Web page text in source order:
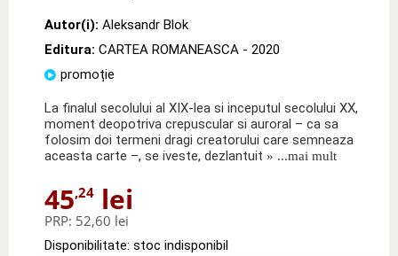
Autor(i): Aleksandr Blok
Editura: CARTEA ROMANEASCA - 2020
promoție
La finalul secolului al XIX-lea si inceputul secolului XX,
moment deopotriva crepuscular si auroral – ca sa
folosim doi termeni dragi creatorului care semneaza
aceasta carte –, se iveste, dezlantuit » ...mai mult
45,24 lei
PRP: 52,60 lei
Disponibilitate: stoc indisponibil